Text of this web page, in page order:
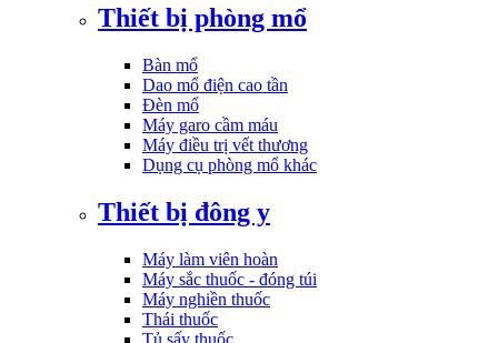
Thiết bị phòng mổ
Bàn mổ
Dao mổ điện cao tần
Đèn mổ
Máy garo cầm máu
Máy điều trị vết thương
Dụng cụ phòng mổ khác
Thiết bị đông y
Máy làm viên hoàn
Máy sắc thuốc - đóng túi
Máy nghiền thuốc
Thái thuốc
Tủ sấy thuốc